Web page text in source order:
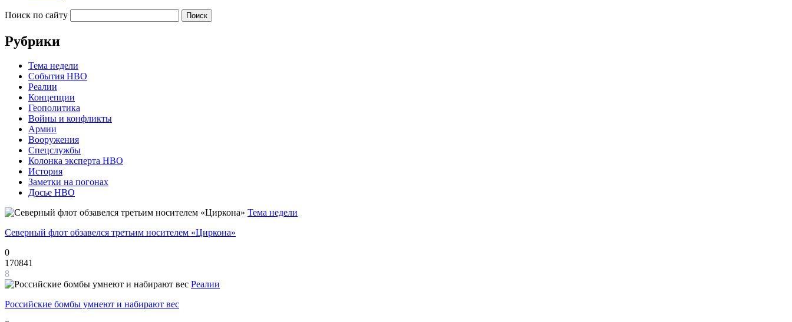
Поиск по сайту
Рубрики
Тема недели
События НВО
Реалии
Концепции
Геополитика
Войны и конфликты
Армии
Вооружения
Спецслужбы
Колонка эксперта НВО
История
Заметки на погонах
Досье НВО
Тема недели
Северный флот обзавелся третьим носителем «Циркона»
0
170841
8
Реалии
Российские бомбы умнеют и набирают вес